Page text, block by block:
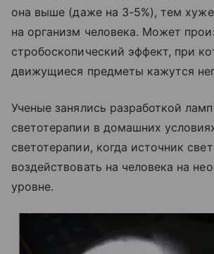
она выше (даже на 3-5%), тем хуже
на организм человека. Может
стробоскопический эффект, при
движущиеся предметы кажутся
Ученые занялись разработкой
светотерапии в домашних
светотерапии, когда источник
воздействовать на человека на
уровне.